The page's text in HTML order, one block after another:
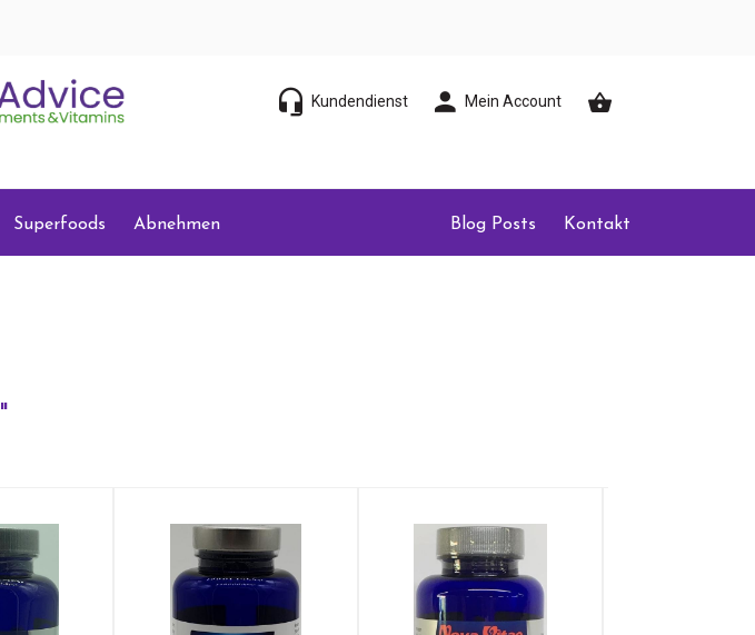
Kundendienst Mein Account
Superfoods Abnehmen Blog Posts Kontakt
"